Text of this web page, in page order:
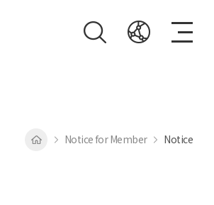
Notice for Member Notice